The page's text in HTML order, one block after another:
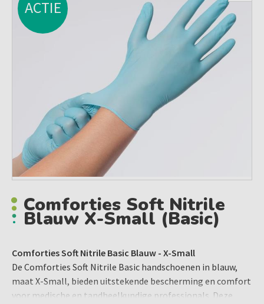
ACTIE
Comforties Soft Nitrile
Blauw X-Small (basic)
Comforties Soft Nitrile Basic Blauw - X-Small
De Comforties Soft Nitrile Basic handschoenen in blauw,
maat X-Small, bieden uitstekende bescherming en comfort
voor medische en tandheelkundige professionals. Deze